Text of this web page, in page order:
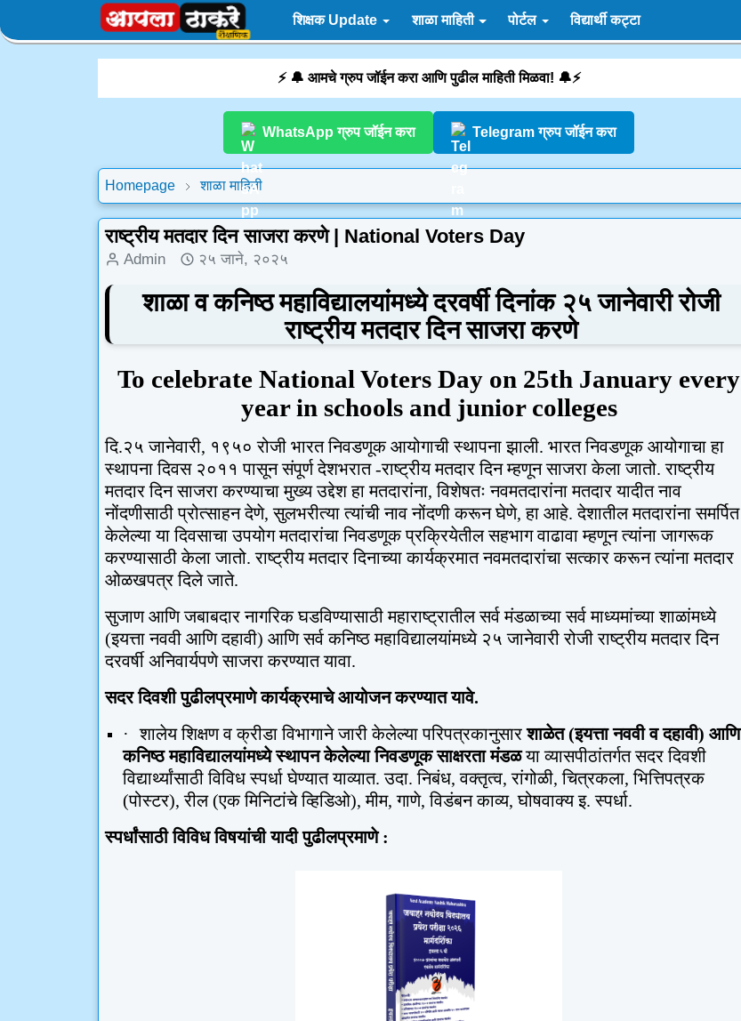
शिक्षक Update शाळा माहिती पोर्टल विद्यार्थी कट्टा
⚡ 🔔 आमचे ग्रुप जॉईन करा आणि पुढील माहिती मिळवा! 🔔⚡
WhatsApp ग्रुप जॉईन करा Telegram ग्रुप जॉईन करा
Homepage शाळा माहिती
राष्ट्रीय मतदार दिन साजरा करणे | National Voters Day
Admin २५ जाने, २०२५
शाळा व कनिष्ठ महाविद्यालयांमध्ये दरवर्षी दिनांक २५ जानेवारी रोजी
राष्ट्रीय मतदार दिन साजरा करणे
To celebrate National Voters Day on 25th January every
year in schools and junior colleges
दि.२५ जानेवारी, १९५० रोजी भारत निवडणूक आयोगाची स्थापना झाली. भारत निवडणूक आयोगाचा हा
स्थापना दिवस २०११ पासून संपूर्ण देशभरात -राष्ट्रीय मतदार दिन म्हणून साजरा केला जातो. राष्ट्रीय
मतदार दिन साजरा करण्याचा मुख्य उद्देश हा मतदारांना,विशेषतः नवमतदारांना मतदार यादीत नाव
नोंदणीसाठी प्रोत्साहन देणे,सुलभरीत्या त्यांची नाव नोंदणी करून घेणे,हा आहे. देशातील मतदारांना समर्पित
केलेल्या या दिवसाचा उपयोग मतदारांचा निवडणूक प्रक्रियेतील सहभाग वाढावा म्हणून त्यांना जागरूक
करण्यासाठी केला जातो. राष्ट्रीय मतदार दिनाच्या कार्यक्रमात नवमतदारांचा सत्कार करून त्यांना मतदार
ओळखपत्र दिले जाते.
सुजाण आणि जबाबदार नागरिक घडविण्यासाठी महाराष्ट्रातील सर्व मंडळाच्या सर्व माध्यमांच्या शाळांमध्ये
(इयत्ता नववी आणि दहावी) आणि सर्व कनिष्ठ महाविद्यालयांमध्ये २५ जानेवारी रोजी राष्ट्रीय मतदार दिन
दरवर्षी अनिवार्यपणे साजरा करण्यात यावा.
सदर दिवशी पुढीलप्रमाणे कार्यक्रमाचे आयोजन करण्यात यावे.
·
शालेय शिक्षण व क्रीडा विभागाने जारी केलेल्या परिपत्रकानुसारशाळेत (इयत्ता नववी व दहावी) आणि
कनिष्ठ महाविद्यालयांमध्ये स्थापन केलेल्या निवडणूक साक्षरता मंडळया व्यासपीठांतर्गत सदर दिवशी
विद्यार्थ्यांसाठी विविध स्पर्धा घेण्यात याव्यात. उदा. निबंध,वक्तृत्व,रांगोळी,चित्रकला,भित्तिपत्रक
(पोस्टर),रील (एक मिनिटांचे व्हिडिओ),मीम,गाणे,विडंबन काव्य,घोषवाक्य इ. स्पर्धा.
स्पर्धांसाठी विविध विषयांची यादी पुढीलप्रमाणे :